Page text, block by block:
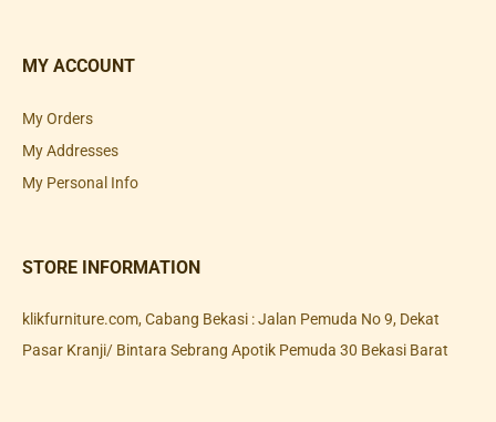
MY ACCOUNT
My Orders
My Addresses
My Personal Info
STORE INFORMATION
klikfurniture.com, Cabang Bekasi : Jalan Pemuda No 9, Dekat
Pasar Kranji/ Bintara Sebrang Apotik Pemuda 30 Bekasi Barat